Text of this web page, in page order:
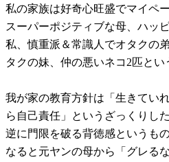
私の家族は好奇心旺盛でマイペ
スーパーポジティブな母、ハッ
私、慎重派＆常識人でオタクの
タクの妹、仲の悪いネコ2匹とい
我が家の教育方針は「生きてい
ら自己責任」というざっくりし
逆に門限を破る背徳感というも
なると元ヤンの母から「グレる